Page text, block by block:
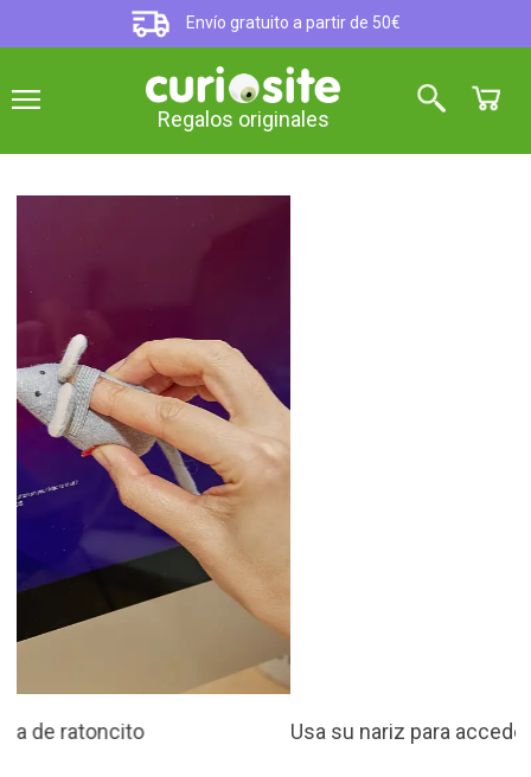
Envío gratuito a partir de 50€
Regalos originales
Usa su nariz para acceder a las zonas más estrechas